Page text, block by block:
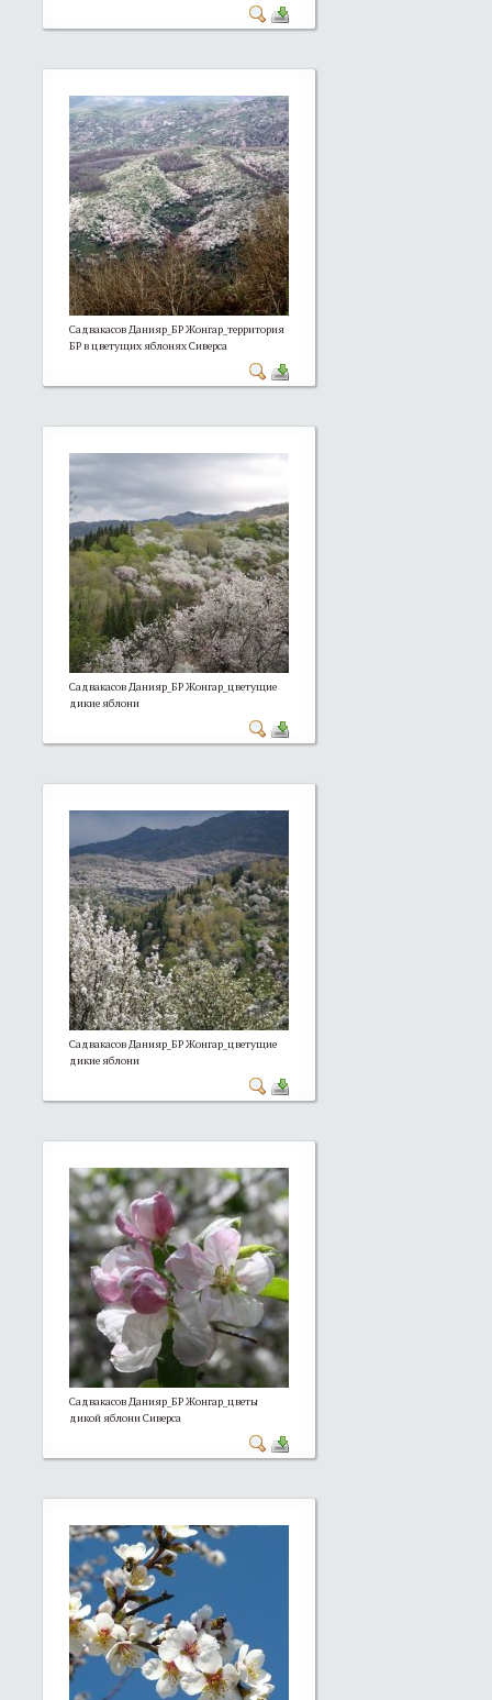
Садвакасов Данияр_БР Жонгар_территория
БР в цветущих яблонях Сиверса
Садвакасов Данияр_БР Жонгар_цветущие
дикие яблони
Садвакасов Данияр_БР Жонгар_цветущие
дикие яблони
Садвакасов Данияр_БР Жонгар_цветы
дикой яблони Сиверса